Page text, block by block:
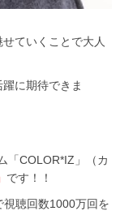
ていくことで大人
に期待できま
「COLOR*IZ」（カ
です！！
視聴回数1000万回を